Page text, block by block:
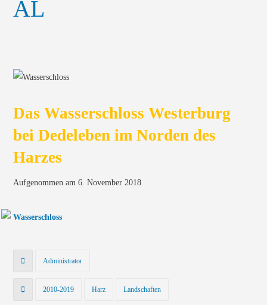
Das Wasserschloss Westerburg
bei Dedeleben im Norden des
Harzes
Aufgenommen am 6. November 2018
Administrator
2010-2019 Harz Landschaften